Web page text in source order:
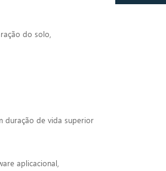
do solo,
duração de vida superior
aplicacional,